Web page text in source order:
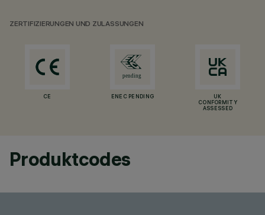
ZERTIFIZIERUNGEN UND ZULASSUNGEN
CE ENEC PENDING
UK
CONFORMITY
ASSESSED
Produktcodes